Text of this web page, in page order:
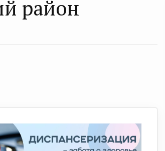
район